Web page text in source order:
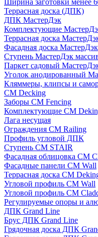
Ширина заготовки менее
Террасная доска (ДПК)
ДПК МастерДэк
Комплектующие
Террасная доска
Фасадная доска МастерДэк
Ступень МастерДэк
Паркет садовый
Уголок анодированный
Кляммеры, клипсы и
CM Decking
Заборы CM Fencing
Комплектующие CM
Лага несущая
Ограждения CM Railing
Профиль угловой ДПК
Ступень CM STAIR
Фасадная облицовка CM
Фасадные панели CM Wall
Террасная доска CM
Угловой профиль CM Wall
Угловой профиль CM
Регулируемые опоры и
ДПК Grand Line
Брус ДПК Grand Line
Грядочная доска ДПК